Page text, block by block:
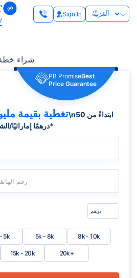
Sign In
شراء
PB PromiseBest
Price Guarantee
تغطية بقيمة\nابتداءً من 50
درهمًا إماراتيًا/الشهر*
رقم
5k 5k - 8k 8k - 10k
15k - 20k 20k+